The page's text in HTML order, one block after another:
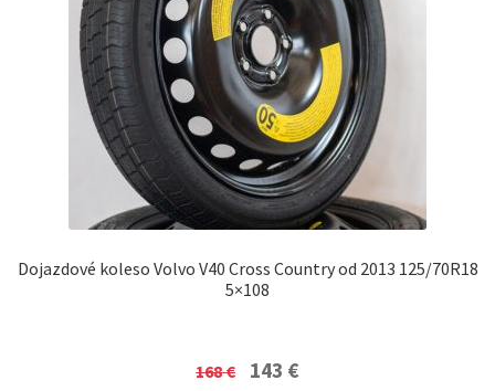
Dojazdové koleso Volvo V40 Cross Country od 2013 125/70R18
5×108
168€
Original
143 €Current